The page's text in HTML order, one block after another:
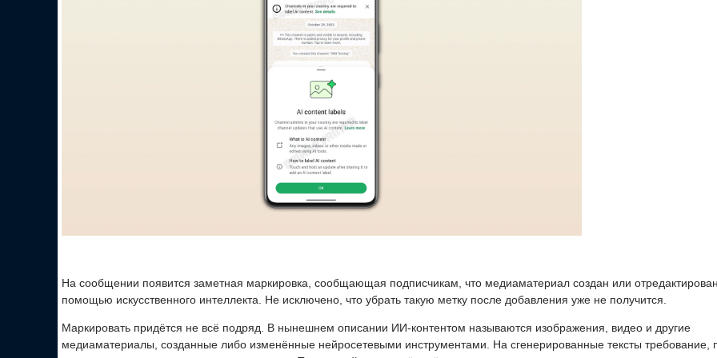
На сообщении появится заметная маркировка, сообщающая подписчикам, что медиаматериал создан или
помощью искусственного интеллекта. Не исключено, что убрать такую метку после добавления уже не получится.
Маркировать придётся не всё подряд. В нынешнем описании ИИ-контентом называются изображения, видео и другие
медиаматериалы, созданные либо изменённые нейросетевыми инструментами. На сгенерированные тексты требование,